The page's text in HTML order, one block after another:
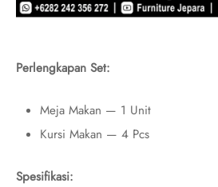
Perlengkapan Set:
Meja Makan — 1 Unit
Kursi Makan — 4 Pcs
Spesifikasi: